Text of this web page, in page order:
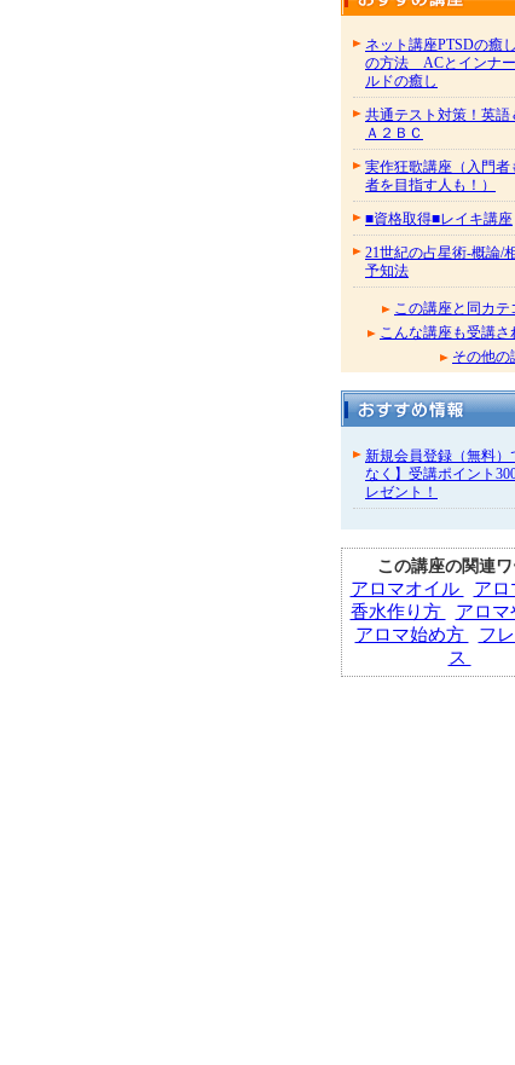
ネット講座PTSDの癒
の方法 ACとインナ
ルドの癒し
共通テスト対策！英語
Ａ２ＢＣ
実作狂歌講座（入門者
者を目指す人も！）
■資格取得■レイキ講座
21世紀の占星術-概論/
予知法
この講座と同カテ
こんな講座も受講さ
その他の
新規会員登録（無料）
なく】受講ポイント
レゼント！
この講座の関連
アロマオイル
アロ
香水作り方
アロマ
アロマ始め方
フ
ス